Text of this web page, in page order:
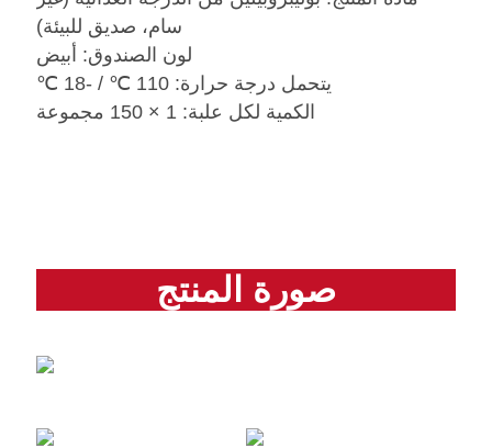
سام، صديق للبيئة)
لون الصندوق: أبيض
يتحمل درجة حرارة: 110 ℃ / -18 ℃
الكمية لكل علبة: 1 × 150 مجموعة
صورة المنتج